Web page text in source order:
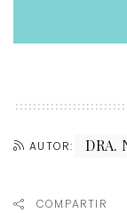
AUTOR: DRA.
COMPARTIR